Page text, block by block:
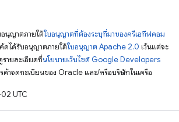
อนุญาตภายใต้ใบอนุญาตที่ต้องระบุที่มาของครีเอทีฟคอม
ดได้รับอนุญาตภายใต้ใบอนุญาต Apache 2.0 เว้นแต่จะ
รายละเอียดที่นโยบายเว็บไซต์ Google Developers
ค้าจดทะเบียนของ Oracle และ/หรือบริษัทในเครือ
UTC